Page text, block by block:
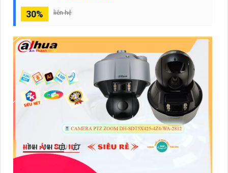
30% liên hệ